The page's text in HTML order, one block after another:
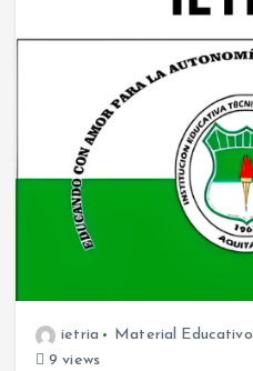
ietria Material Educativo
9 views